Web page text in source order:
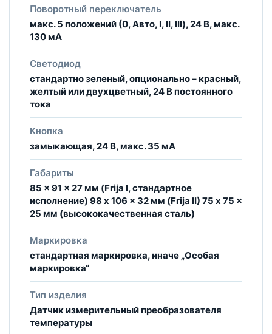
Поворотный переключатель
макс. 5 положений (0, Авто, I, II, III), 24 B, макс.
130 мА
Светодиод
стандартно зеленый, опционально – красный,
желтый или двухцветный, 24 В постоянного
тока
Кнопка
замыкающая, 24 B, макс. 35 мА
Габариты
85 x 91 x 27 мм (Frija I, стандартное
исполнение) 98 x 106 x 32 мм (Frija II) 75 x 75 x
25 мм (высококачественная сталь)
Маркировка
стандартная маркировка, иначе „Особая
маркировка“
Тип изделия
Датчик измерительный преобразователя
температуры